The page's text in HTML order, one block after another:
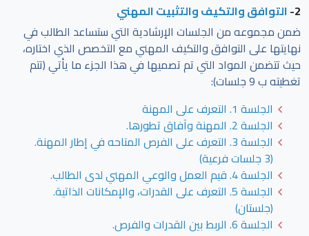
2- التوافق والتكيف والتثبيت المهني
ضمن مجموعه من الجلسات الإرشادية التي ستساعد الطالب في
نهايتها على التوافق والتكيف المهني مع التخصص الذي اختاره،
حيث تتضمن المواد التي تم تصميها في هذا الجزء ما يأتي (تتم
تغطيته ب 9 جلسات):
الجلسة 1. التعرف على المهنة
الجلسة 2. المهنة وآفاق تطورها.
الجلسة 3. التعرف على الفرص المتاحه في إطار المهنة.
(3 جلسات فرعية)
الجلسة 4. قيم العمل والوعي المهني لدى الطالب.
الجلسة 5. التعرف على القدرات، والإمكانات الذاتية.
(جلستان)
الجلسة 6. الربط بين القدرات والفرص.